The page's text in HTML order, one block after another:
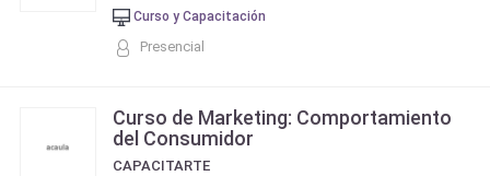
Curso y Capacitación
Presencial
Curso de Marketing: Comportamiento
del Consumidor
CAPACITARTE